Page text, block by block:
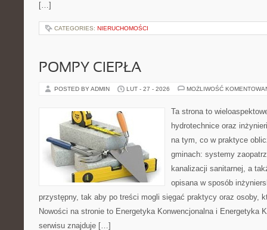
[…]
CATEGORIES: NIERUCHOMOŚCI
POMPY CIEPŁA
POSTED BY ADMIN LUT - 27 - 2026 MOŻLIWOŚĆ
Ta strona to
hydrotechnice oraz
na tym, co w praktyce
gminach: systemy
kanalizacji sanitarnej, a
opisana w sposób
przystępny, tak aby po treści mogli sięgać praktycy oraz osoby,
Nowości na stronie to Energetyka Konwencjonalna i Energetyka
serwisu znajduje […]